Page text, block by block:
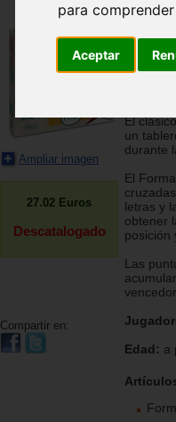
para
Aceptar
Ampliar imagen
27.02 Euros
Descatalogado
Compartir en:
El
un
durante
El
letras y
obtener
posición
Las
Edad: a